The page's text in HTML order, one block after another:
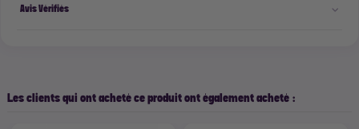
Avis Vérifiés
Les clients qui ont acheté ce produit ont également acheté :